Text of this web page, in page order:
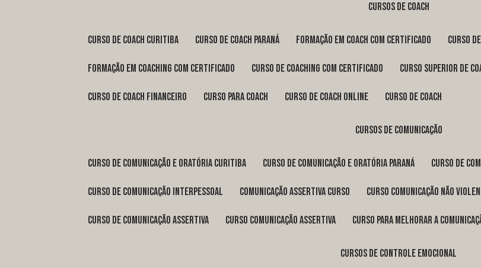
cursos de coach
curso de coach Curitiba curso de coach Paraná formação em coach com certificado curso
formação em coaching com certificado curso de coaching com certificado curso superior de
curso de coach financeiro curso para coach curso de coach online curso de coach
cursos de comunicação
curso de comunicação e oratória Curitiba curso de comunicação e oratória Paraná curso de
curso de comunicação interpessoal comunicação assertiva curso curso comunicação não
curso de comunicação assertiva curso comunicação assertiva curso para melhorar a
cursos de controle emocional